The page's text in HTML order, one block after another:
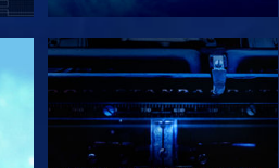
СМОТРЕТЬ ПЕРЕДАЧИ